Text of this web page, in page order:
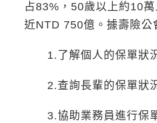
占83%，50歲以上約10
近NTD 750億。據壽險公
1.了解個人的保單狀況
2.查詢長輩的保單狀
3.協助業務員進行保單